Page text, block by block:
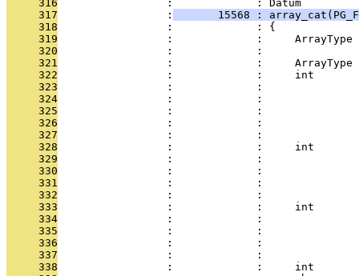
     316
                 :             : Datum
     317
                 :
15568 :
     318
                 :             : {
     319
:             :     ArrayType
     320
:             :
     321
:             :     ArrayType
     322
:             :     int
     323
:             :
     324
:             :
     325
:             :
     326
:             :
     327
:             :
     328
:             :     int
     329
:             :
     330
:             :
     331
:             :
     332
:             :
     333
:             :     int
     334
:             :
     335
:             :
     336
:             :
     337
:             :
     338
:             :     int